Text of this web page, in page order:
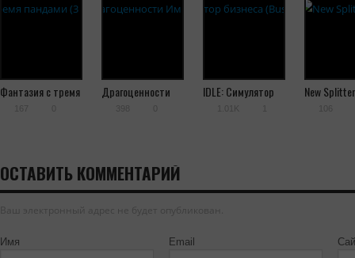
Фантазия с тремя
пандами (3 Pandas
Драгоценности
IDLE: Симулятор
бизнеса (Business
1.01K
New
ОСТАВИТЬ КОММЕНТАРИЙ
Ваш электронный адрес не будет опубликован.
Имя Email